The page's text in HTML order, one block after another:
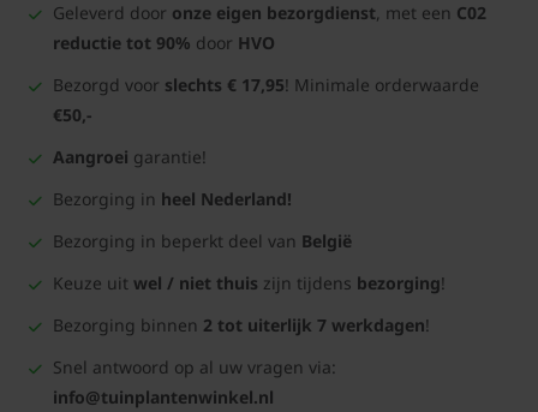
Geleverd door onze eigen bezorgdienst, met een C02
reductie tot 90% door HVO
Bezorgd voor slechts € 17,95! Minimale orderwaarde
€50,-
Aangroei garantie!
Bezorging in heel Nederland!
Bezorging in beperkt deel van België
Keuze uit wel / niet thuis zijn tijdens bezorging!
Bezorging binnen 2 tot uiterlijk 7 werkdagen!
Snel antwoord op al uw vragen via:
info@tuinplantenwinkel.nl